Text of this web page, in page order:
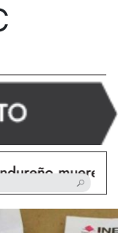
calcinado